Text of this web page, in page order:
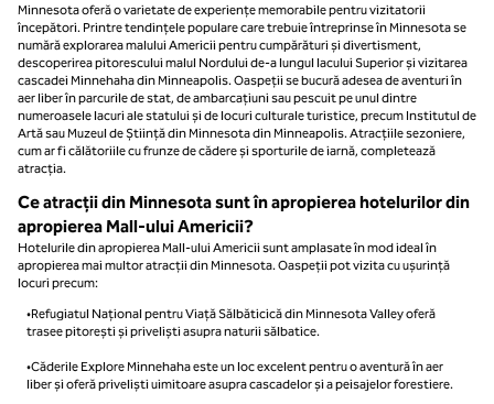
Minnesota oferă o varietate de experiențe memorabile pentru vizitatorii
începători. Printre tendințele populare care trebuie întreprinse în Minnesota se
numără explorarea malului Americii pentru cumpărături și divertisment,
descoperirea pitorescului malul Nordului de-a lungul lacului Superior și vizitarea
cascadei Minnehaha din Minneapolis. Oaspeții se bucură adesea de aventuri în
aer liber în parcurile de stat, de ambarcațiuni sau pescuit pe unul dintre
numeroasele lacuri ale statului și de locuri culturale turistice, precum Institutul de
Artă sau Muzeul de Știință din Minnesota din Minneapolis. Atracțiile sezoniere,
cum ar fi călătoriile cu frunze de cădere și sporturile de iarnă, completează
atracția.
Ce atracții din Minnesota sunt în apropierea hotelurilor din
apropierea Mall-ului Americii?
Hotelurile din apropierea Mall-ului Americii sunt amplasate în mod ideal în
apropierea mai multor atracții din Minnesota. Oaspeții pot vizita cu ușurință
locuri precum:
•Refugiatul Național pentru Viață Sălbăticică din Minnesota Valley oferă
trasee pitorești și priveliști asupra naturii sălbatice.
•Căderile Explore Minnehaha este un loc excelent pentru o aventură în aer
liber și oferă priveliști uimitoare asupra cascadelor și a peisajelor forestiere.